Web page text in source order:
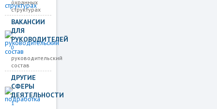
охранных
структурах
ВАКАНСИИ
ДЛЯ
РУКОВОДИТЕЛЕЙ
0
руководительский
состав
ДРУГИЕ
СФЕРЫ
ДЕЯТЕЛЬНОСТИ
1